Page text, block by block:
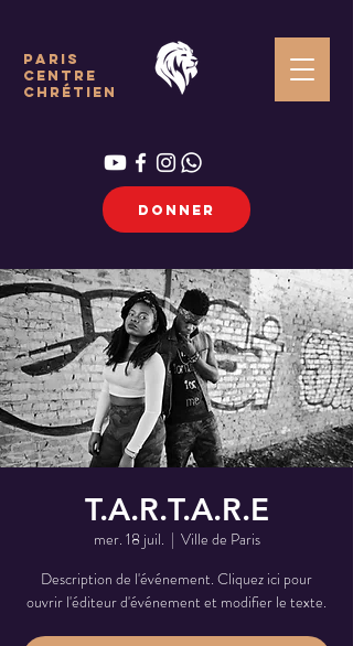
paris
centre
chrétien
DONNER
T.A.R.T.A.R.E
mer. 18 juil.
  |
Ville de Paris
Description de l'événement. Cliquez ici pour
ouvrir l'éditeur d'événement et modifier le texte.